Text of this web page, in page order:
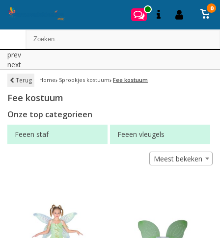
0
prev
next
Terug Home Sprookjes kostuum Fee kostuum
Fee kostuum
Onze top categorieen
Feeen staf Feeen vleugels
Meest bekeken